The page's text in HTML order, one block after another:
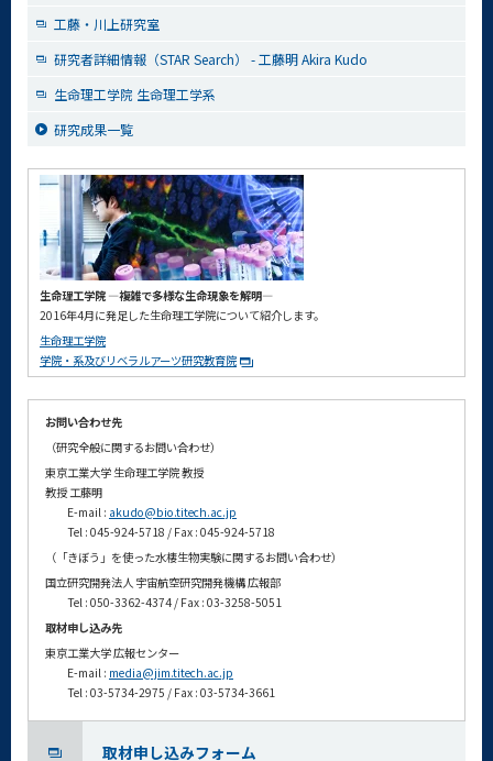
工藤・川上研究室
研究者詳細情報（STAR Search） - 工藤明 Akira Kudo
生命理工学院 生命理工学系
研究成果一覧
生命理工学院 ―複雑で多様な生命現象を解明―
2016年4月に発足した生命理工学院について紹介します。
生命理工学院
学院・系及びリベラルアーツ研究教育院
お問い合わせ先
（研究全般に関するお問い合わせ）
東京工業大学 生命理工学院 教授
教授 工藤明
E-mail : akudo@bio.titech.ac.jp
Tel : 045-924-5718 / Fax : 045-924-5718
（「きぼう」を使った水棲生物実験に関するお問い合わせ）
国立研究開発法人 宇宙航空研究開発機構 広報部
Tel : 050-3362-4374 / Fax : 03-3258-5051
取材申し込み先
東京工業大学 広報センター
E-mail : media@jim.titech.ac.jp
Tel : 03-5734-2975 / Fax : 03-5734-3661
取材申し込みフォーム